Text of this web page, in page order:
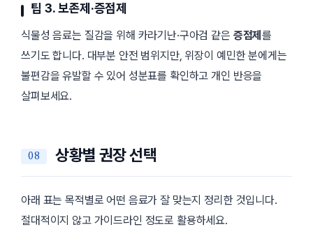
팁 3. 보존제·증점제
식물성 음료는 질감을 위해 카라기난·구아검 같은 증점제를
쓰기도 합니다. 대부분 안전 범위지만, 위장이 예민한 분에게는
불편감을 유발할 수 있어 성분표를 확인하고 개인 반응을
살펴보세요.
상황별 권장 선택
아래 표는 목적별로 어떤 음료가 잘 맞는지 정리한 것입니다.
절대적이지 않고 가이드라인 정도로 활용하세요.